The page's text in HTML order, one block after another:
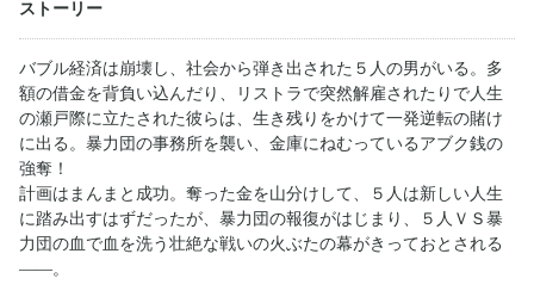
ストーリー
バブル経済は崩壊し、社会から弾き出された５人の男がいる。多
額の借金を背負い込んだり、リストラで突然解雇されたりで人生
の瀬戸際に立たされた彼らは、生き残りをかけて一発逆転の賭け
に出る。暴力団の事務所を襲い、金庫にねむっているアブク銭の
強奪！
計画はまんまと成功。奪った金を山分けして、５人は新しい人生
に踏み出すはずだったが、暴力団の報復がはじまり、５人ＶＳ暴
力団の血で血を洗う壮絶な戦いの火ぶたの幕がきっておとされる
――。